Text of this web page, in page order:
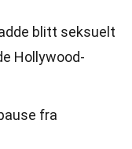
blitt seksuelt
Hollywood-
fra